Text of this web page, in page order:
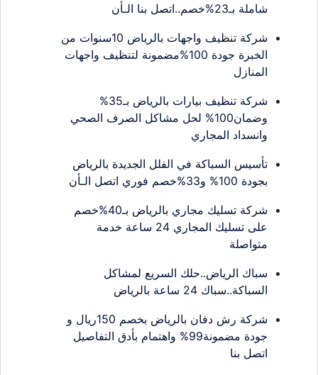
شاملة بـ23%خصم..اتصل بنا الـأن
شركة تنظيف واجهات بالرياض 10سنوات من
الخبرة جودة 100%مضمونة لتنظيف واجهات
المنازل
شركة تنظيف بيارات بالرياض بـ35%
وضمان100% لحل مشاكل الصرف الصحي
وانسداد المجاري
تأسيس السباكة في الفلل الجديدة بالرياض
بجودة 100% و33%خصم فوري اتصل الـأن
شركة تسليك مجاري بالرياض بـ40%خصم
على تسليك المجاري 24 ساعة خدمة
متواصلة
سباك الرياض..حلك السريع لمشاكل
السباكة..سباك 24 ساعة بالرياض
شركة رش دفان بالرياض بخصم 150ريال و
جودة مضمونة99% واهتمام بأدق التفاصيل
اتصل بنا